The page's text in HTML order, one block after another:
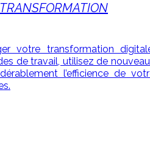
votre transformation
de travail, utilisez de
l’efficience de